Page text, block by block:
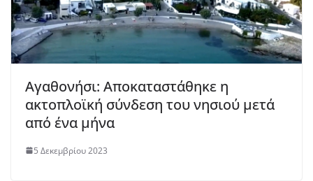
Αγαθονήσι: Αποκαταστάθηκε η
ακτοπλοϊκή σύνδεση του νησιού μετά
από ένα μήνα
5 Δεκεμβρίου 2023